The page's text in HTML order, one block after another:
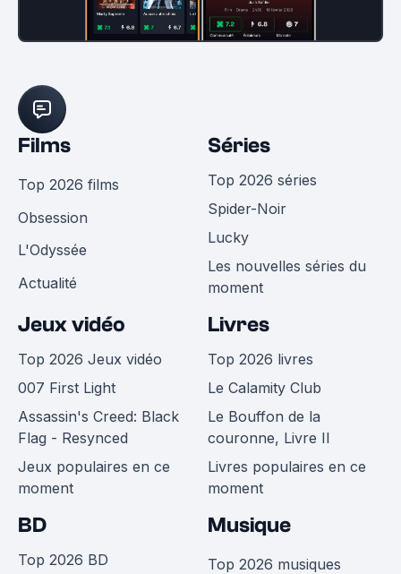
Films
Top 2026 films
Obsession
L'Odyssée
Actualité
Séries
Top 2026 séries
Spider-Noir
Lucky
Les nouvelles séries du
moment
Jeux vidéo
Top 2026 Jeux vidéo
007 First Light
Assassin's Creed: Black
Flag - Resynced
Jeux populaires en ce
moment
Livres
Top 2026 livres
Le Calamity Club
Le Bouffon de la
couronne, Livre II
Livres populaires en ce
moment
BD
Top 2026 BD
Musique
Top 2026 musiques